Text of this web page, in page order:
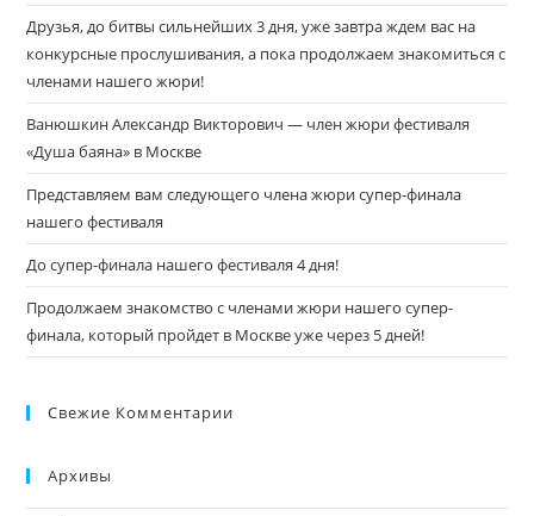
Друзья, до битвы сильнейших 3 дня, уже завтра ждем вас на
конкурсные прослушивания, а пока продолжаем знакомиться с
членами нашего жюри!
Ванюшкин Александр Викторович — член жюри фестиваля
«Душа баяна» в Москве
Представляем вам следующего члена жюри супер-финала
нашего фестиваля
До супер-финала нашего фестиваля 4 дня!
Продолжаем знакомство с членами жюри нашего супер-
финала, который пройдет в Москве уже через 5 дней!
Свежие Комментарии
Архивы